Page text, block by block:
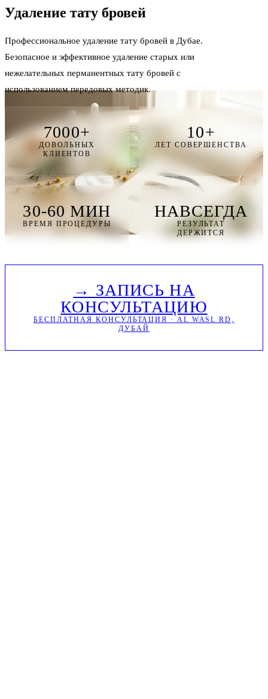
Удаление тату бровей
Профессиональное удаление тату бровей в Дубае.
Безопасное и эффективное удаление старых или
нежелательных перманентных тату бровей с
использованием передовых методик.
7000+
ДОВОЛЬНЫХ
КЛИЕНТОВ
10+
ЛЕТ СОВЕРШЕНСТВА
30-60 МИН
ВРЕМЯ ПРОЦЕДУРЫ
НАВСЕГДА
РЕЗУЛЬТАТ
ДЕРЖИТСЯ
→ ЗАПИСЬ НА
КОНСУЛЬТАЦИЮ
БЕСПЛАТНАЯ КОНСУЛЬТАЦИЯ · AL WASL RD,
ДУБАЙ